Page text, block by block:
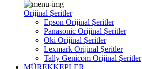
Orijinal Şeritler
Epson Orijinal Şeritler
Panasonic Orijinal Şeritler
Oki Orijinal Şeritler
Lexmark Orijinal Şeritler
Tally Genicom Orijinal Şeritler
MÜREKKEPLER